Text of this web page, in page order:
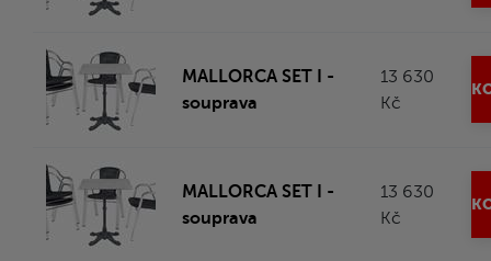
MALLORCA SET I -
souprava
13 630
Kč
MALLORCA SET I -
souprava
13 630
Kč